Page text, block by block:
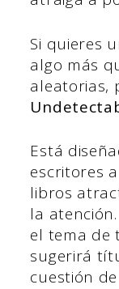
Si quieres
algo más
aleatorias,
Está
escritores
libros
la
el tema de
sugerirá
cuestión